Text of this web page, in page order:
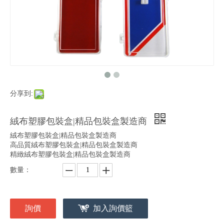
分享到:
絨布塑膠包裝盒|精品包裝盒製造商
絨布塑膠包裝盒|精品包裝盒製造商
高品質絨布塑膠包裝盒|精品包裝盒製造商
精緻絨布塑膠包裝盒|精品包裝盒製造商
數量：
詢價 加入詢價籃